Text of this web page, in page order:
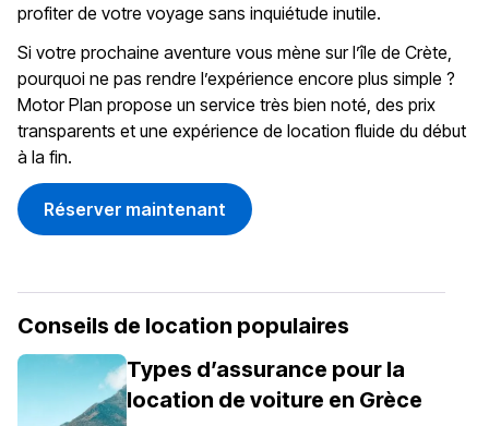
profiter de votre voyage sans inquiétude inutile.
Si votre prochaine aventure vous mène sur l’île de Crète,
pourquoi ne pas rendre l’expérience encore plus simple ?
Motor Plan propose un service très bien noté, des prix
transparents et une expérience de location fluide du début
à la fin.
Réserver maintenant
Conseils de location populaires
Types d’assurance pour la
location de voiture en Grèce